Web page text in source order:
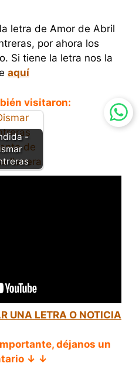
letra de Amor de Abril
por ahora los
Si tiene la letra nos la
aquí
visitaron:
-
UNA LETRA O NOTICIA
déjanos un
↓ ↓